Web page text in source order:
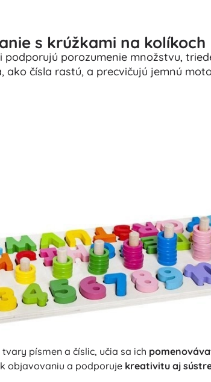
s krúžkami na kolíkoch
porozumenie množstvu,
ako čísla rastú, a precvičujú jemnú
písmen a číslic, učia sa ich
objavovaniu a podporuje kreativitu aj